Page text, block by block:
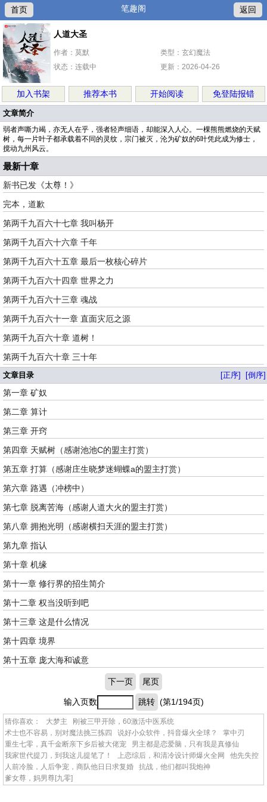
首页 笔趣阁 返回
人道大圣
作者：莫默
类型：玄幻魔法
状态：连载中
更新：2026-04-26
加入书架 推荐本书 开始阅读 免登陆报错
文章简介
弱者声嘶力竭，亦无人在乎，强者轻声细语，却能深入人心。一棵熊熊燃烧的天赋
树，每一片叶子都承载着不同的灵纹，宗门被灭，沦为矿奴的6叶凭此成为修士，
搅动九州风云。
最新十章
新书已发《太尊！》
完本，道歉
第两千九百六十七章 我叫杨开
第两千九百六十六章 千年
第两千九百六十五章 最后一枚核心碎片
第两千九百六十四章 世界之力
第两千九百六十三章 魂战
第两千九百六十一章 直面灾厄之源
第两千九百六十章 道树！
第两千九百六十章 三十年
文章目录 [正序] [倒序]
第一章 矿奴
第二章 算计
第三章 开窍
第四章 天赋树（感谢池池C的盟主打赏）
第五章 打算（感谢庄生晓梦迷蝴蝶a的盟主打赏）
第六章 路遇（冲榜中）
第七章 脱离苦海（感谢人道大火的盟主打赏）
第八章 拥抱光明（感谢横扫天涯的盟主打赏）
第九章 指认
第十章 机缘
第十一章 修行界的招生简介
第十二章 权当没听到吧
第十三章 这是什么情况
第十四章 境界
第十五章 庞大海和诚意
下一页 尾页
输入页数 跳转 (第1/194页)
猜你喜欢： 大梦主
刚被三甲开除，60激活中医系统
术士也不容易，别对魔法挑三拣四
说好小众软件，抖音爆火全球？
掌中刃
重生七零，真千金断亲下乡后被大佬宠
男主都是恋爱脑，只有我是真修仙
我家世代提刀，到我这儿提笔了！
上恋综后，和清冷设计师爆火全网
他先失控
人前冷脸，人后争宠，商队他日日求复婚
抗战，他们都叫我炮神
爹女尊，妈男尊[九零]